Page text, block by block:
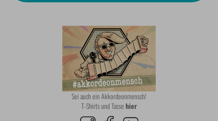
Sei auch ein Akkordeonmensch!
T-Shirts und Tassehier